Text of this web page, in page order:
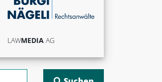
LAWMEDIA AG